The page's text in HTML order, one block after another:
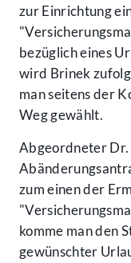
zur Einrichtung
bezüglich eines
wird Brinek
man seitens der
Weg gewählt.
Abgeordneter Dr.
zum einen der
komme man den
gewünschter